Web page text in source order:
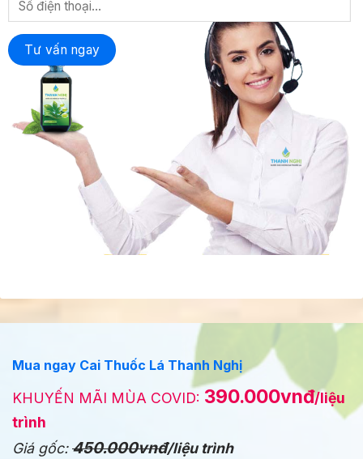
Mua ngay Cai Thuốc Lá Thanh Nghị
KHUYẾN MÃI MÙA COVID: 390.000vnđ/liệu
trình
Giá gốc:450.000vnđ/liệu trình